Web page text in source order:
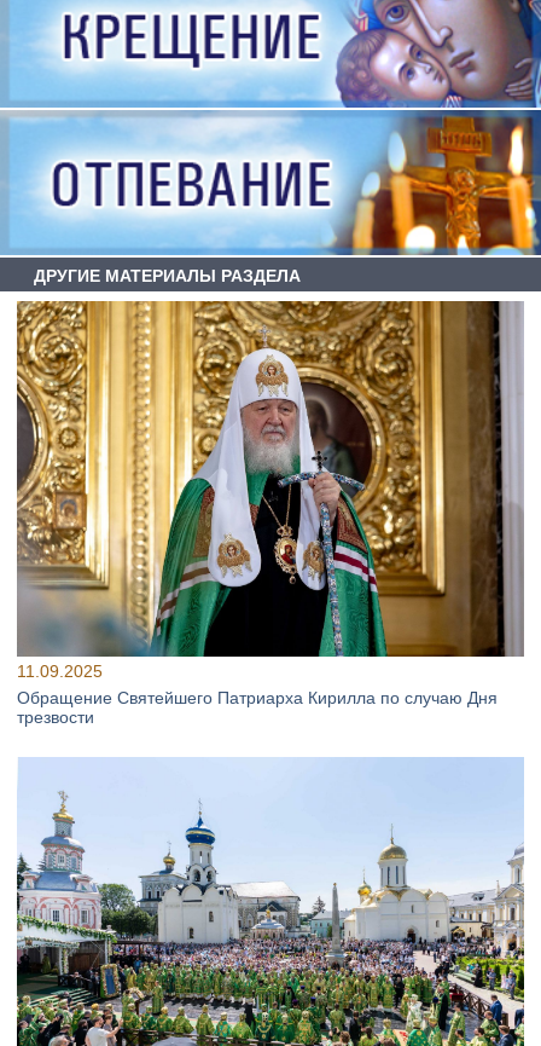
ДРУГИЕ МАТЕРИАЛЫ РАЗДЕЛА
11.09.2025
Обращение Святейшего Патриарха Кирилла по случаю Дня
трезвости